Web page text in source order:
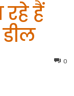
हैं
0